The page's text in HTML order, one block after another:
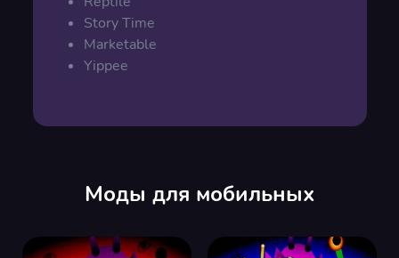
Story Time
Marketable
Yippee
Моды для мобильных